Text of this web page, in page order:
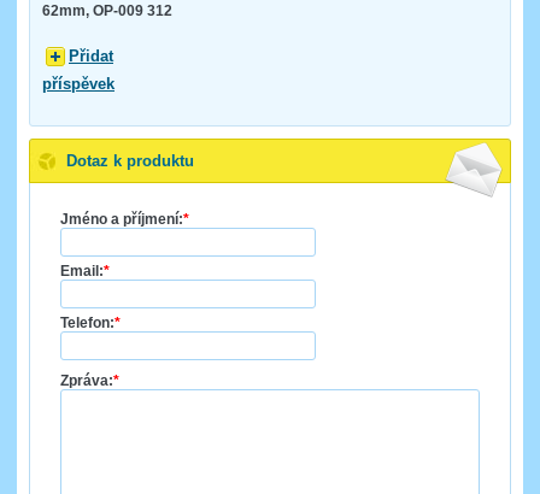
62mm, OP-009 312
Přidat
příspěvek
Dotaz k produktu
Jméno a příjmení:*
Email:*
Telefon:*
Zpráva:*